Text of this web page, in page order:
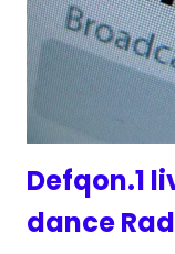
Defqon.1
dance